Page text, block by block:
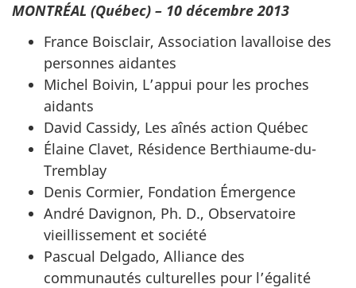
MONTRÉAL (Québec) – 10 décembre 2013
France Boisclair, Association lavalloise des
personnes aidantes
Michel Boivin, L’appui pour les proches
aidants
David Cassidy, Les aînés action Québec
Élaine Clavet, Résidence Berthiaume-du-
Tremblay
Denis Cormier, Fondation Émergence
André Davignon, Ph. D., Observatoire
vieillissement et société
Pascual Delgado, Alliance des
communautés culturelles pour l’égalité